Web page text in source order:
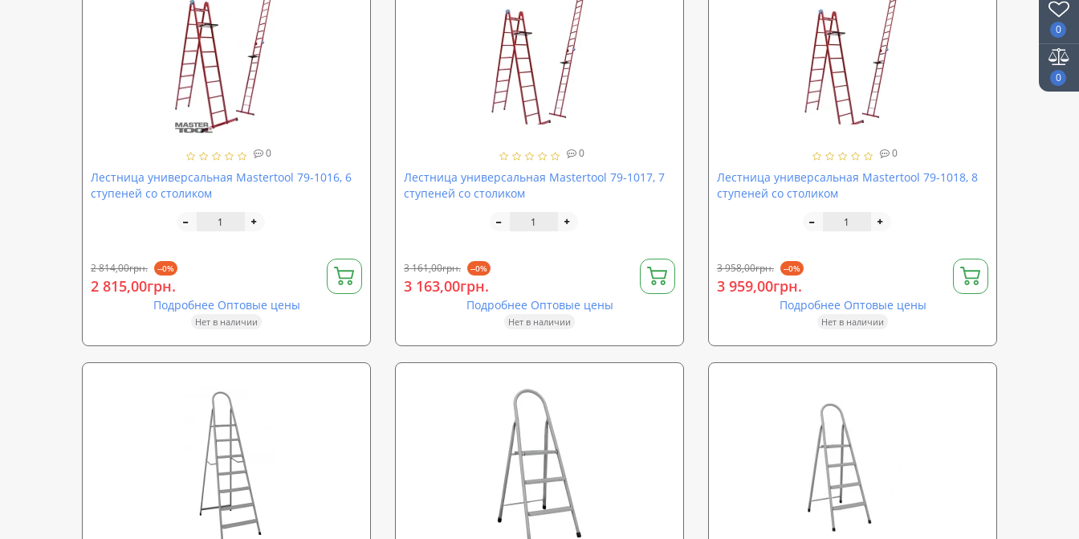
0
0
0
Лестница универсальная Mastertool 79-1016, 6
ступеней со столиком
2 814,00грн. --0%
2 815,00грн.
Подробнее Оптовые цены
Нет в наличии
0
Лестница универсальная Mastertool 79-1017, 7
ступеней со столиком
3 161,00грн. --0%
3 163,00грн.
Подробнее Оптовые цены
Нет в наличии
0
Лестница универсальная Mastertool 79-1018, 8
ступеней со столиком
3 958,00грн. --0%
3 959,00грн.
Подробнее Оптовые цены
Нет в наличии